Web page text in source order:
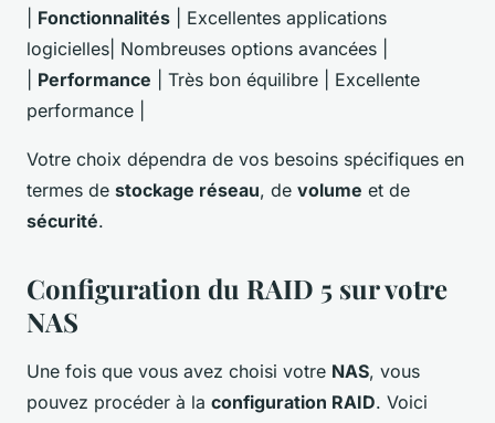
Fonctionnalités | Excellentes applications
logicielles| Nombreuses options avancées |
Performance | Très bon équilibre | Excellente
performance |
Votre choix dépendra de vos besoins spécifiques en
termes de stockage réseau, de volume et de
sécurité.
Configuration du RAID 5 sur votre
NAS
Une fois que vous avez choisi votre NAS, vous
pouvez procéder à la configuration RAID. Voici